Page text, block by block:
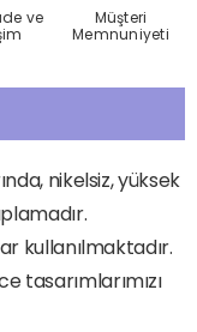
ve
Müşteri
Memnuniyeti
nikelsiz, yüksek
kullanılmaktadır.
tasarımlarımızı